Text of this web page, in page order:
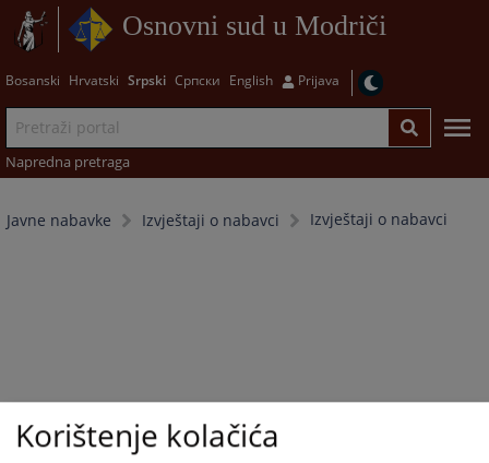
Osnovni sud u Modriči
Bosanski Hrvatski Srpski Српски English Prijava
Napredna pretraga
Javne nabavke Izvještaji o nabavci Izvještaji o nabavci
Korištenje kolačića